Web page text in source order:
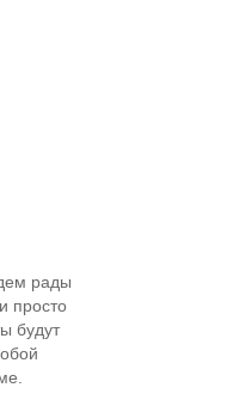
рады
просто
будут